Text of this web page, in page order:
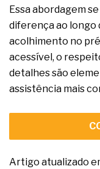
Essa abordagem
diferença ao longo
acolhimento no
acessível, o
detalhes são
assistência mais
Artigo atualizado